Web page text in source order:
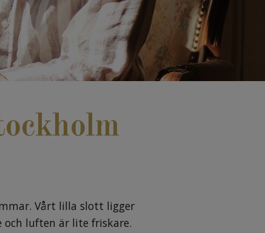
Vårt lilla slott ligger
luften är lite friskare.